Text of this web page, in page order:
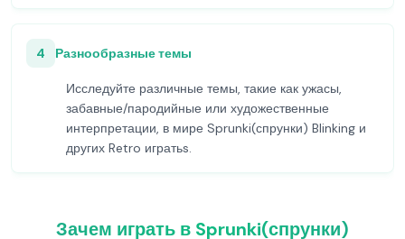
4 Разнообразные темы
Исследуйте различные темы, такие как ужасы,
забавные/пародийные или художественные
интерпретации, в мире Sprunki(спрунки) Blinking и
других Retro игратьs.
Зачем играть в Sprunki(спрунки)